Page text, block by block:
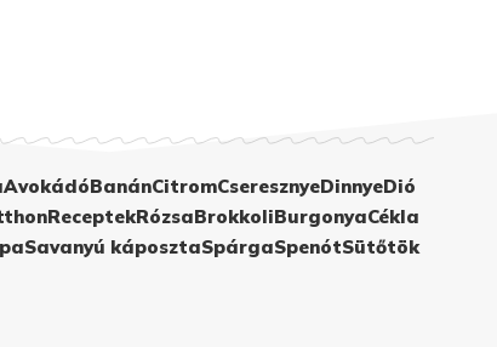
AvokádóBanánCitromCseresznyeDinnyeDió
ReceptekRózsaBrokkoliBurgonyaCékla
Savanyú káposztaSpárgaSpenótSütőtök